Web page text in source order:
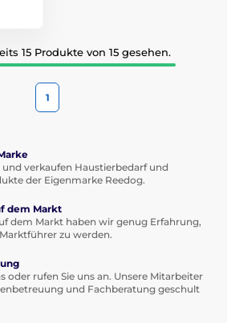
15 Produkte von 15 gesehen.
1
verkaufen Haustierbedarf und
der Eigenmarke Reedog.
dem Markt
dem Markt haben wir genug Erfahrung,
zu werden.
oder rufen Sie uns an. Unsere Mitarbeiter
und Fachberatung geschult